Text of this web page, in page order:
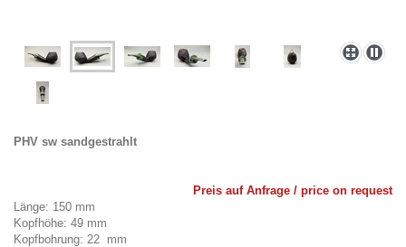
PHV sw sandgestrahlt
Preis auf Anfrage / price on request
Länge: 150 mm
Kopfhöhe: 49 mm
Kopfbohrung: 22 mm